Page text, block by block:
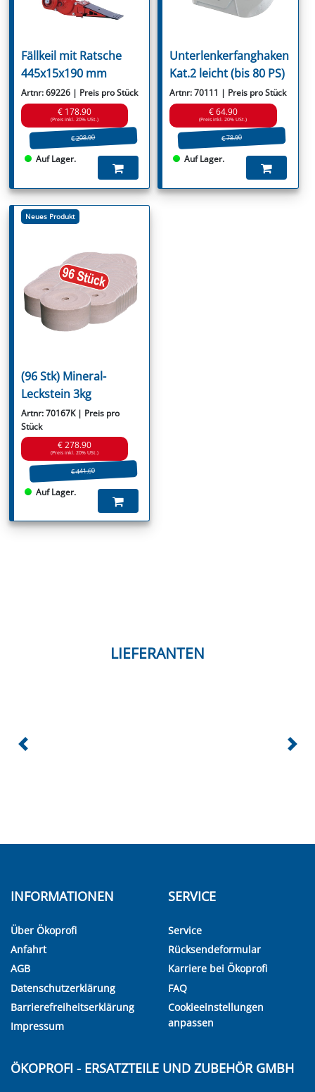
Fällkeil mit Ratsche
445x15x190 mm
Artnr: 69226 | Preis pro Stück
€ 178.90
(Preis inkl. 20% USt.)
€ 208.90
Auf Lager.
Unterlenkerfanghaken
Kat.2 leicht (bis 80 PS)
Artnr: 70111 | Preis pro Stück
€ 64.90
(Preis inkl. 20% USt.)
€ 78.90
Auf Lager.
Neues Produkt
(96 Stk) Mineral-
Leckstein 3kg
Artnr: 70167K | Preis pro
Stück
€ 278.90
(Preis inkl. 20% USt.)
€ 441.60
Auf Lager.
LIEFERANTEN
INFORMATIONEN
Über Ökoprofi
Anfahrt
AGB
Datenschutzerklärung
Barrierefreiheitserklärung
Impressum
SERVICE
Service
Rücksendeformular
Karriere bei Ökoprofi
FAQ
Cookieeinstellungen
anpassen
ÖKOPROFI - ERSATZTEILE UND ZUBEHÖR GMBH